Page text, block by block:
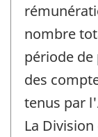
nombre
période
des
tenus par
La